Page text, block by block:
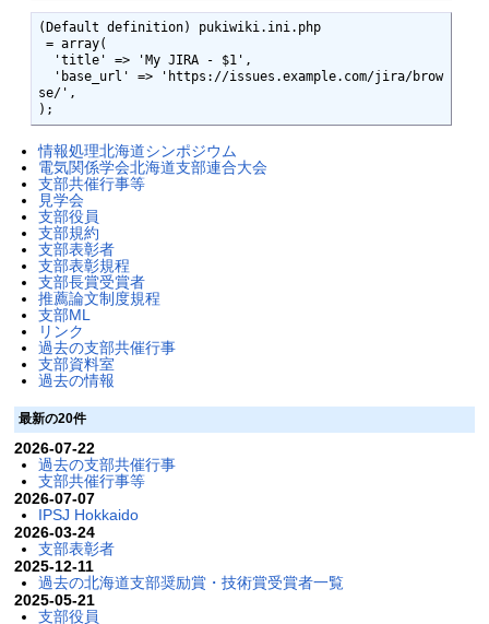
(Default definition) pukiwiki.ini.php
se/',
);
情報処理北海道シンポジウム
電気関係学会北海道支部連合大会
支部共催行事等
見学会
支部役員
支部規約
支部表彰者
支部表彰規程
支部長賞受賞者
推薦論文制度規程
支部ML
リンク
過去の支部共催行事
支部資料室
過去の情報
最新の20件
2026-07-22
過去の支部共催行事
支部共催行事等
2026-07-07
IPSJ Hokkaido
2026-03-24
支部表彰者
2025-12-11
過去の北海道支部奨励賞・技術賞受賞者一覧
2025-05-21
支部役員